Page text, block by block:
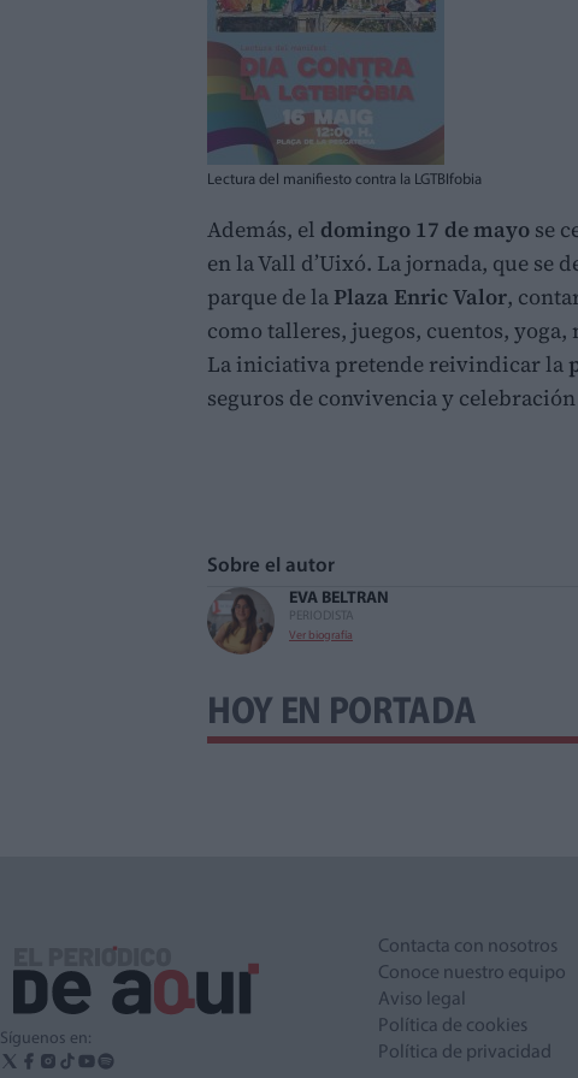
Lectura del manifiesto contra la LGTBIfobia
Además, el domingo 17 de mayo se
en la Vall d’Uixó. La jornada, que se
parque de la Plaza Enric Valor,
como talleres, juegos, cuentos,
La iniciativa pretende reivindicar la
seguros de convivencia y
Sobre el autor
EVA BELTRAN
PERIODISTA
Ver biografía
HOY EN PORTADA
Síguenos en:
Contacta con nosotros
Conoce nuestro equipo
Aviso legal
Política de cookies
Política de privacidad